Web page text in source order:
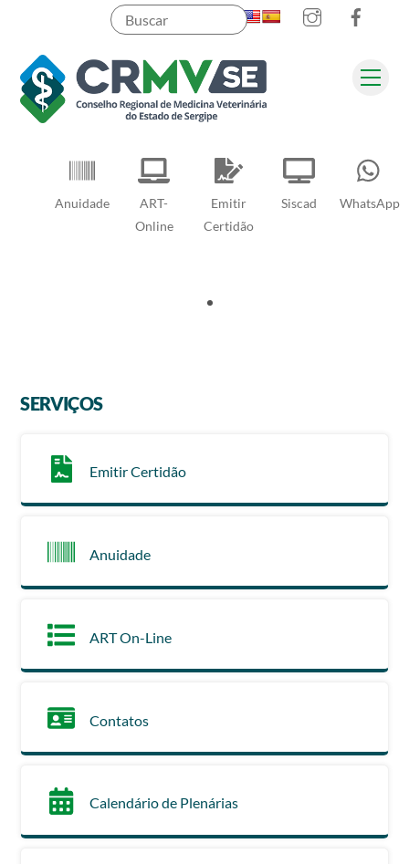
content
Instagram
Anuidade
ART-
Online
Emitir
Certidão
Siscad WhatsApp
SERVIÇOS
Emitir Certidão
Anuidade
ART On-Line
Contatos
Calendário de Plenárias